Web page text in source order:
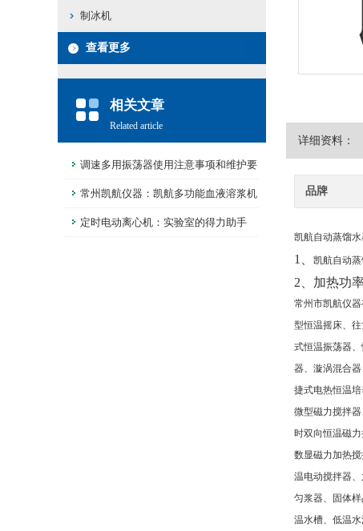
详细资料：
品牌
凯航自动蒸馏
1、 凯航自动
2、 加热功
常州市凯航仪
型恒温摇床、
式恒温振荡器
器、漩涡混合
捷式电热恒温
微型磁力搅拌
时双向恒温磁
数显磁力加热
温电动搅拌器
匀浆器、固体
温水槽、低温
制冰机
查看更多
相关文章
Related article
调速多用振荡器使用注意事项和维护要
领 常州凯航仪器：凯航多功能血液溶浆机
的使用及注意事项
定时电动离心机：实验室的得力助手